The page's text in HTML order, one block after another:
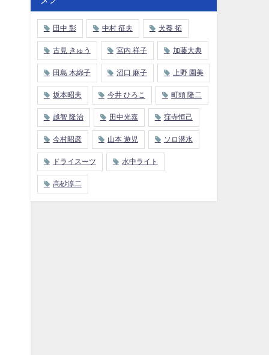
田中 彰 中村 征夫 犬養 拓
古見 きゅう 宮内 祥子 加藤大典
田島 木綿子 沼口 麻子 上野 園美
坂本昭夫 今井 ひろこ 町頭 隆二
越智 隆治 田中光嘉 窪寺恒己
今村昭彦 山本 遊児 ソロ潜水
ドライスーツ 水中ライト
高砂淳二